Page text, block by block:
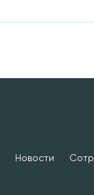
Новости